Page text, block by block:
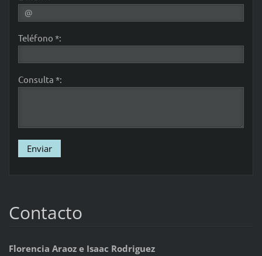
Teléfono *:
Consulta *:
Contacto
Florencia Araoz e Isaac Rodriguez